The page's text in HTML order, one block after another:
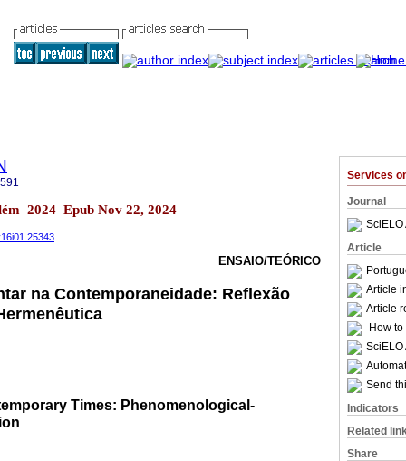
Services
Journal
SciELO
Article
Article
Article
How
SciELO
Send
Indicators
Related
Share
2024 Epub Nov 22, 2024
ENSAIO/TEÓRICO
na Contemporaneidade: Reflexão
Times: Phenomenological-